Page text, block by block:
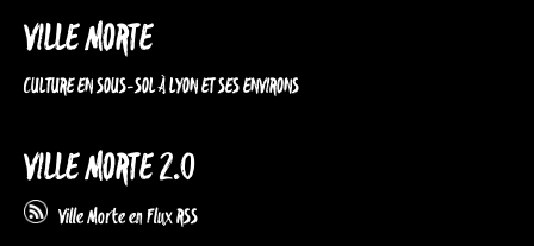
VILLE MORTE
CULTURE EN SOUS-SOL À LYON ET SES ENVIRONS
VILLE MORTE 2.0
Ville Morte en Flux RSS